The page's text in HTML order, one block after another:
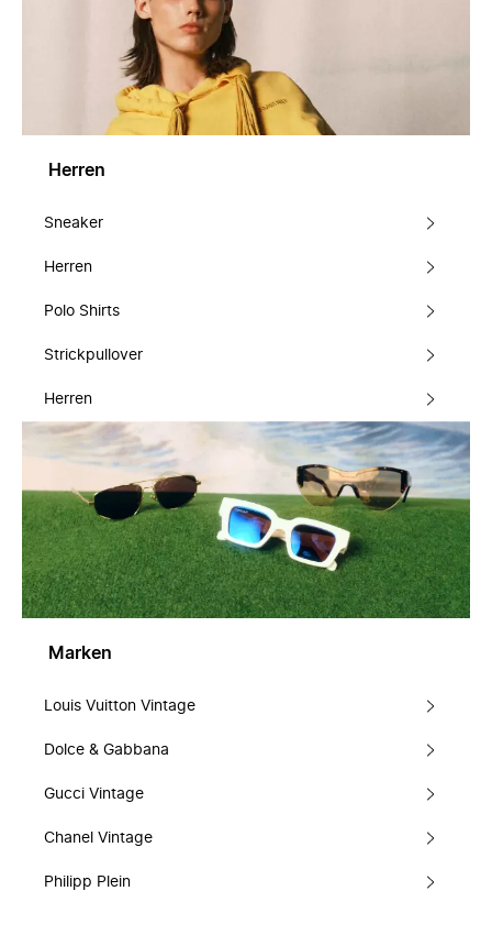
Herren
Sneaker
Herren
Polo Shirts
Strickpullover
Herren
Marken
Louis Vuitton Vintage
Dolce & Gabbana
Gucci Vintage
Chanel Vintage
Philipp Plein